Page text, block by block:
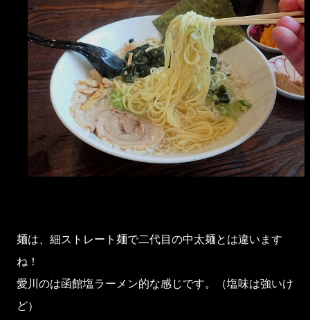
麺は、細ストレート麺で二代目の中太麺とは違います
ね！
愛川のは函館塩ラーメン的な感じです。（塩味は強いけ
ど）